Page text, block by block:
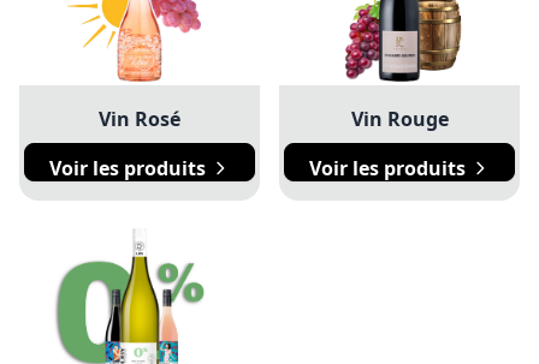
Vin Rosé
Voir les produits
Vin Rouge
Voir les produits